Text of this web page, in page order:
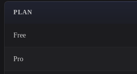
PLAN
Free
Pro